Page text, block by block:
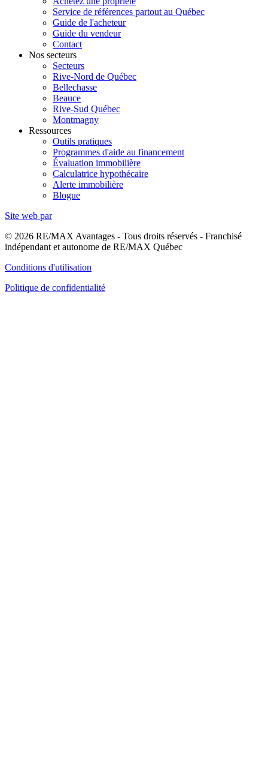
Service de références partout au Québec
Guide de l'acheteur
Guide du vendeur
Contact
Nos secteurs
Secteurs
Rive-Nord de Québec
Bellechasse
Beauce
Rive-Sud Québec
Montmagny
Ressources
Outils pratiques
Programmes d'aide au financement
Évaluation immobilière
Calculatrice hypothécaire
Alerte immobilière
Blogue
Site web par
© 2026 RE/MAX Avantages - Tous droits réservés - Franchisé
indépendant et autonome de RE/MAX Québec
Conditions d'utilisation
Politique de confidentialité